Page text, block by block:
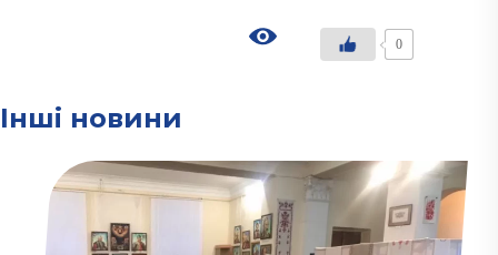
0
Інші новини